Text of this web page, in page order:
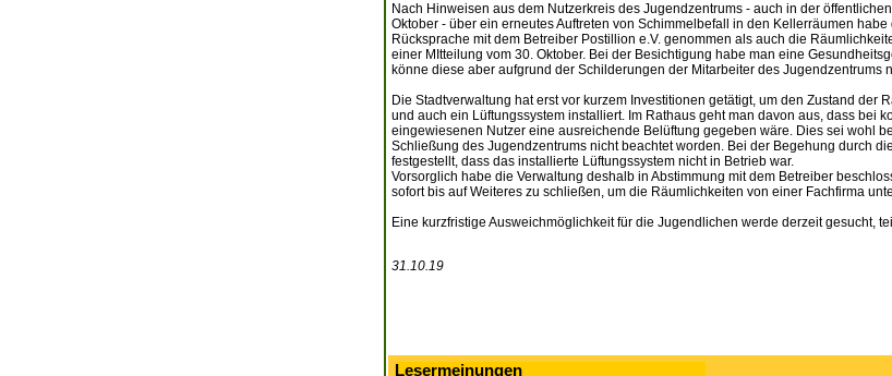
Nach Hinweisen aus dem Nutzerkreis des Jugendzentrums - auch in der
Oktober - über ein erneutes Auftreten von Schimmelbefall in den Kellerräumen habe
Rücksprache mit dem Betreiber Postillion e.V. genommen als auch die
einer MItteilung vom 30. Oktober. Bei der Besichtigung habe man eine
könne diese aber aufgrund der Schilderungen der Mitarbeiter des Jugendzentrums
Die Stadtverwaltung hat erst vor kurzem Investitionen getätigt, um den Zustand der
und auch ein Lüftungssystem installiert. Im Rathaus geht man davon aus, dass bei
eingewiesenen Nutzer eine ausreichende Belüftung gegeben wäre. Dies sei wohl
Schließung des Jugendzentrums nicht beachtet worden. Bei der Begehung durch
festgestellt, dass das installierte Lüftungssystem nicht in Betrieb war.
Vorsorglich habe die Verwaltung deshalb in Abstimmung mit dem Betreiber
sofort bis auf Weiteres zu schließen, um die Räumlichkeiten von einer Fachfirma
Eine kurzfristige Ausweichmöglichkeit für die Jugendlichen werde derzeit gesucht,
31.10.19
Lesermeinungen